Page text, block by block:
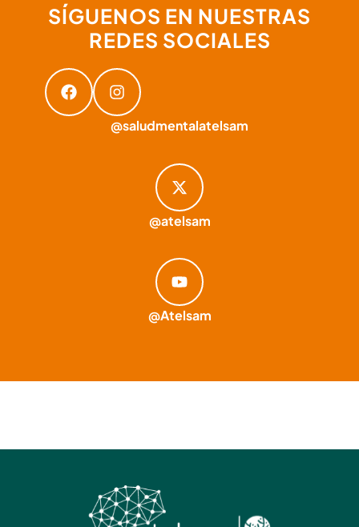
SÍGUENOS EN NUESTRAS
REDES SOCIALES
@saludmentalatelsam
@atelsam
@Atelsam